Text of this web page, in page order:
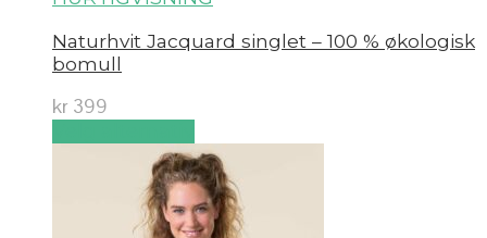
Naturhvit Jacquard singlet – 100 % økologisk
bomull
kr 399